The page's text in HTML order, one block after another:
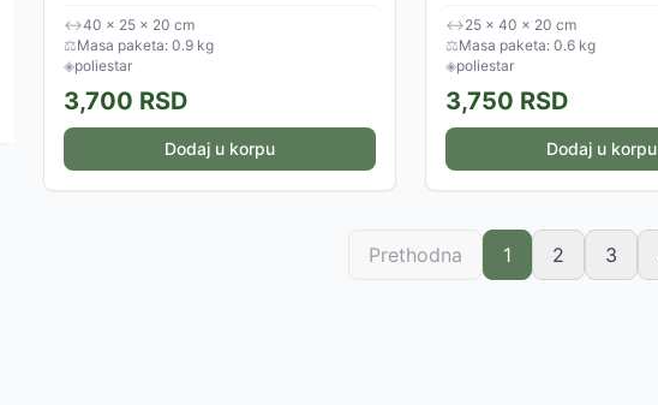
low-cost avio kompanija, ima...
↔40 × 25 × 20 cm
⚖Masa paketa: 0.9 kg
◈poliestar
3,700 RSD
Dodaj u korpu
izbor za sve...
↔25 × 40 × 20 cm
⚖Masa paketa: 0.6 kg
◈poliestar
3,750 RSD
Dodaj u korpu
Prethodna 1 2 3